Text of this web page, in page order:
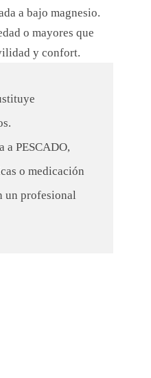
a bajo magnesio.
o mayores que
y confort.
a PESCADO,
o medicación
un profesional